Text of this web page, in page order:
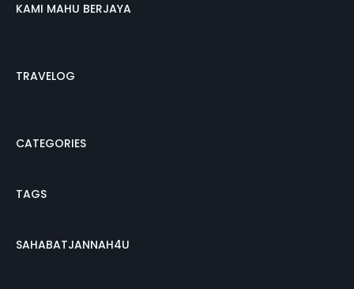
KAMI MAHU BERJAYA
TRAVELOG
CATEGORIES
TAGS
SAHABATJANNAH4U